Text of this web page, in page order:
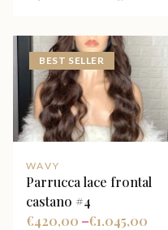
BEST SELLER
WAVY
Parrucca lace frontal
castano #4
420,00
€ – 1.045,00
€